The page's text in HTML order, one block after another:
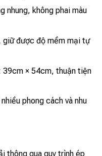
nhung, không phai màu
giữ được độ mềm mại tự
39cm × 54cm, thuận tiện
phong cách và nhu
thông qua quy trình ép